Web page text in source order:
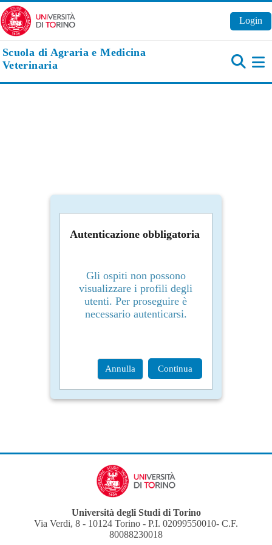
Vai al contenuto principale
Login
Scuola di Agraria e Medicina
Veterinaria
Autenticazione obbligatoria
Gli ospiti non possono
visualizzare i profili degli
utenti. Per proseguire è
necessario autenticarsi.
Annulla Continua
Università degli Studi di Torino
Via Verdi, 8 - 10124 Torino - P.I. 02099550010- C.F.
80088230018